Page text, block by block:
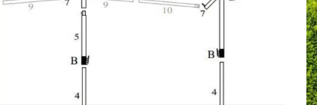
OUD GASTEL